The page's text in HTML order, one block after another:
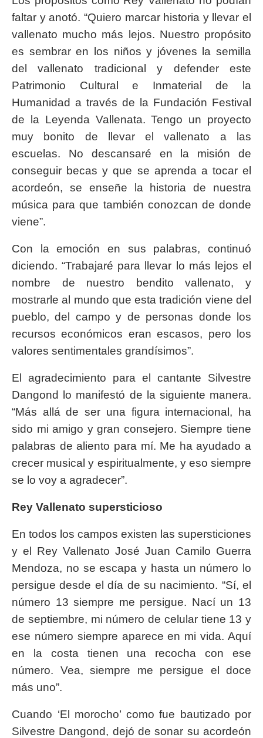
faltar y anotó. “Quiero marcar historia y llevar el
vallenato mucho más lejos. Nuestro propósito
es sembrar en los niños y jóvenes la semilla
del vallenato tradicional y defender este
Patrimonio Cultural e Inmaterial de la
Humanidad a través de la Fundación Festival
de la Leyenda Vallenata. Tengo un proyecto
muy bonito de llevar el vallenato a las
escuelas. No descansaré en la misión de
conseguir becas y que se aprenda a tocar el
acordeón, se enseñe la historia de nuestra
música para que también conozcan de donde
viene”.
Con la emoción en sus palabras, continuó
diciendo. “Trabajaré para llevar lo más lejos el
nombre de nuestro bendito vallenato, y
mostrarle al mundo que esta tradición viene del
pueblo, del campo y de personas donde los
recursos económicos eran escasos, pero los
valores sentimentales grandísimos”.
El agradecimiento para el cantante Silvestre
Dangond lo manifestó de la siguiente manera.
“Más allá de ser una figura internacional, ha
sido mi amigo y gran consejero. Siempre tiene
palabras de aliento para mí. Me ha ayudado a
crecer musical y espiritualmente, y eso siempre
se lo voy a agradecer”.
Rey Vallenato supersticioso
En todos los campos existen las supersticiones
y el Rey Vallenato José Juan Camilo Guerra
Mendoza, no se escapa y hasta un número lo
persigue desde el día de su nacimiento. “Sí, el
número 13 siempre me persigue. Nací un 13
de septiembre, mi número de celular tiene 13 y
ese número siempre aparece en mi vida. Aquí
en la costa tienen una recocha con ese
número. Vea, siempre me persigue el doce
más uno”.
Cuando ‘El morocho’ como fue bautizado por
Silvestre Dangond, dejó de sonar su acordeón